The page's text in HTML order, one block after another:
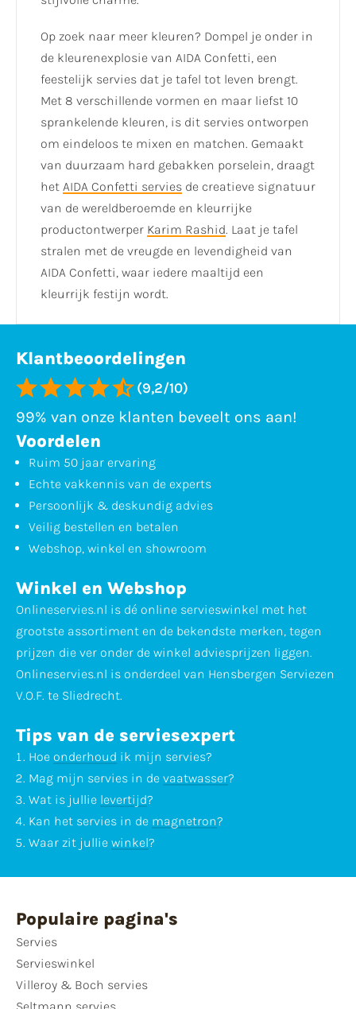
Op zoek naar meer kleuren? Dompel je onder in
de kleurenexplosie van AIDA Confetti, een
feestelijk servies dat je tafel tot leven brengt.
Met 8 verschillende vormen en maar liefst 10
sprankelende kleuren, is dit servies ontworpen
om eindeloos te mixen en matchen. Gemaakt
van duurzaam hard gebakken porselein, draagt
het AIDA Confetti servies de creatieve signatuur
van de wereldberoemde en kleurrijke
productontwerper Karim Rashid. Laat je tafel
stralen met de vreugde en levendigheid van
AIDA Confetti, waar iedere maaltijd een
kleurrijk festijn wordt.
Klantbeoordelingen
(9,2/10)
99% van onze klanten beveelt ons aan!
Voordelen
Ruim 50 jaar ervaring
Echte vakkennis van de experts
Persoonlijk & deskundig advies
Veilig bestellen en betalen
Webshop, winkel en showroom
Winkel en Webshop
Onlineservies.nl is dé online servieswinkel met het
grootste assortiment en de bekendste merken, tegen
prijzen die ver onder de winkel adviesprijzen liggen.
Onlineservies.nl is onderdeel van Hensbergen Serviezen
V.O.F. te Sliedrecht.
Tips van de serviesexpert
Hoe onderhoud ik mijn servies?
Mag mijn servies in de vaatwasser?
Wat is jullie levertijd?
Kan het servies in de magnetron?
Waar zit jullie winkel?
Populaire pagina's
Servies
Servieswinkel
Villeroy & Boch servies
Seltmann servies